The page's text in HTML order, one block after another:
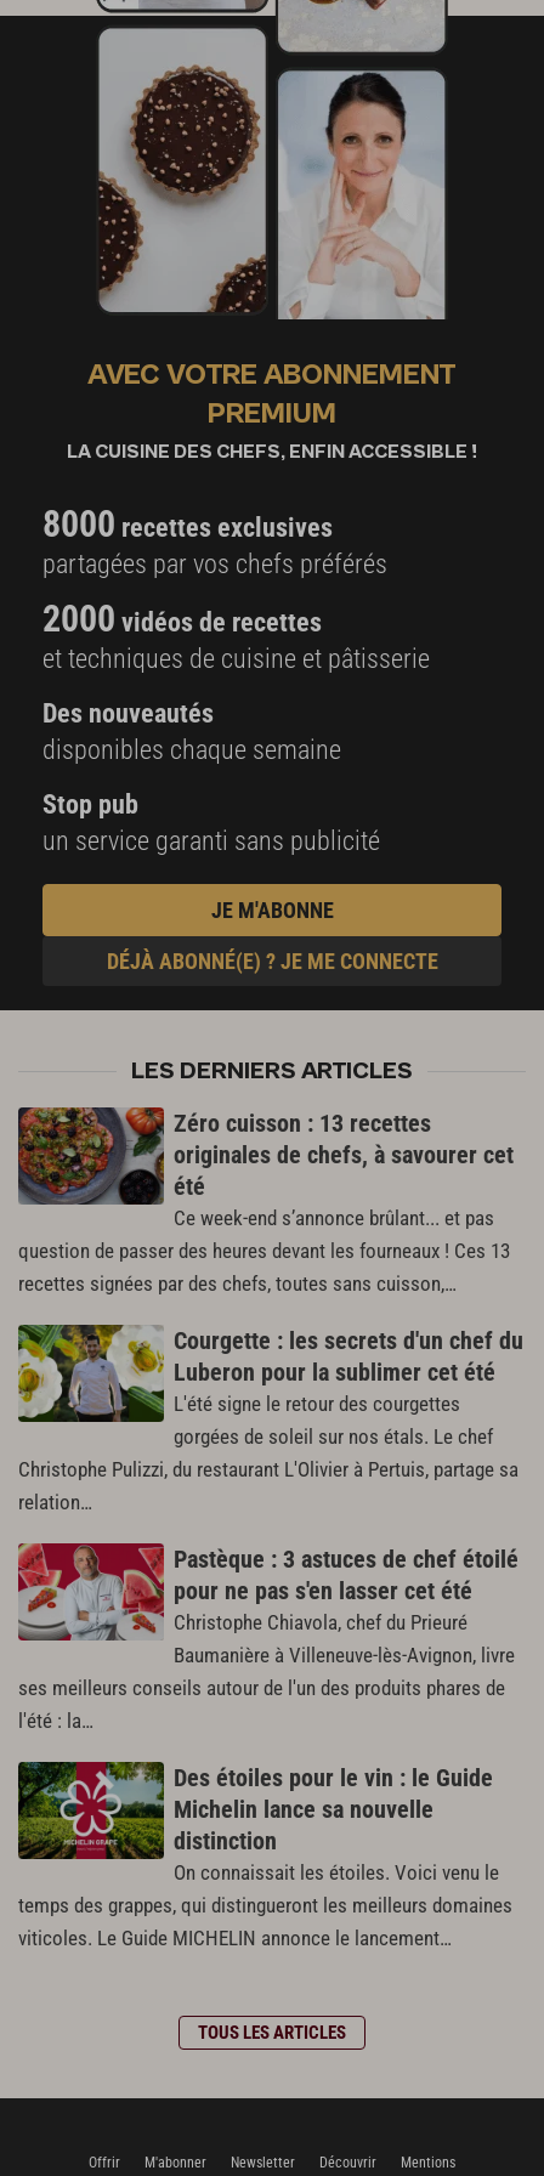
AVEC VOTRE ABONNEMENT
PREMIUM
LA CUISINE DES CHEFS, ENFIN ACCESSIBLE !
8000 recettes exclusives
partagées par vos chefs préférés
2000 vidéos de recettes
et techniques de cuisine et pâtisserie
Des nouveautés
disponibles chaque semaine
Stop pub
un service garanti sans publicité
JE M'ABONNE
DÉJÀ ABONNÉ(E) ? JE ME CONNECTE
LES DERNIERS ARTICLES
Zéro cuisson : 13 recettes
originales de chefs, à savourer cet
été
Ce week-end s’annonce brûlant... et pas
question de passer des heures devant les fourneaux ! Ces 13
recettes signées par des chefs, toutes sans cuisson,…
Courgette : les secrets d'un chef du
Luberon pour la sublimer cet été
L'été signe le retour des courgettes
gorgées de soleil sur nos étals. Le chef
Christophe Pulizzi, du restaurant L'Olivier à Pertuis, partage sa
relation…
Pastèque : 3 astuces de chef étoilé
pour ne pas s'en lasser cet été
Christophe Chiavola, chef du Prieuré
Baumanière à Villeneuve-lès-Avignon, livre
ses meilleurs conseils autour de l'un des produits phares de
l'été : la…
Des étoiles pour le vin : le Guide
Michelin lance sa nouvelle
distinction
On connaissait les étoiles. Voici venu le
temps des grappes, qui distingueront les meilleurs domaines
viticoles. Le Guide MICHELIN annonce le lancement…
TOUS LES ARTICLES
Offrir M'abonner Newsletter Découvrir Mentions